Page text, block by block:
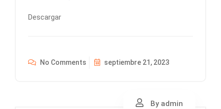
Descargar
No Comments septiembre 21, 2023
By admin